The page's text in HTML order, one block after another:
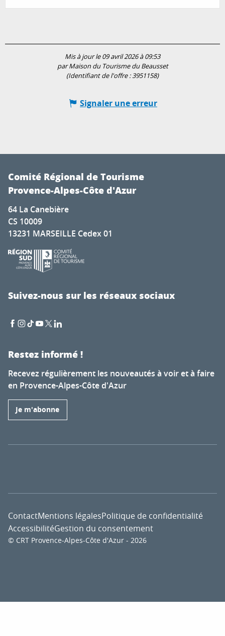
Mis à jour le 09 avril 2026 à 09:53
par Maison du Tourisme du Beausset
(Identifiant de l'offre :3951158)
Signaler une erreur
Comité Régional de Tourisme
Provence-Alpes-Côte d'Azur
64 La Canebière
CS 10009
13231 MARSEILLE Cedex 01
Suivez-nous sur les réseaux sociaux
Restez informé !
Recevez régulièrement les nouveautés à voir et à faire
en Provence-Alpes-Côte d'Azur
Je m'abonne
© CRT Provence-Alpes-Côte d'Azur - 2026
ContactMentions légalesPolitique de confidentialité
AccessibilitéGestion du consentement